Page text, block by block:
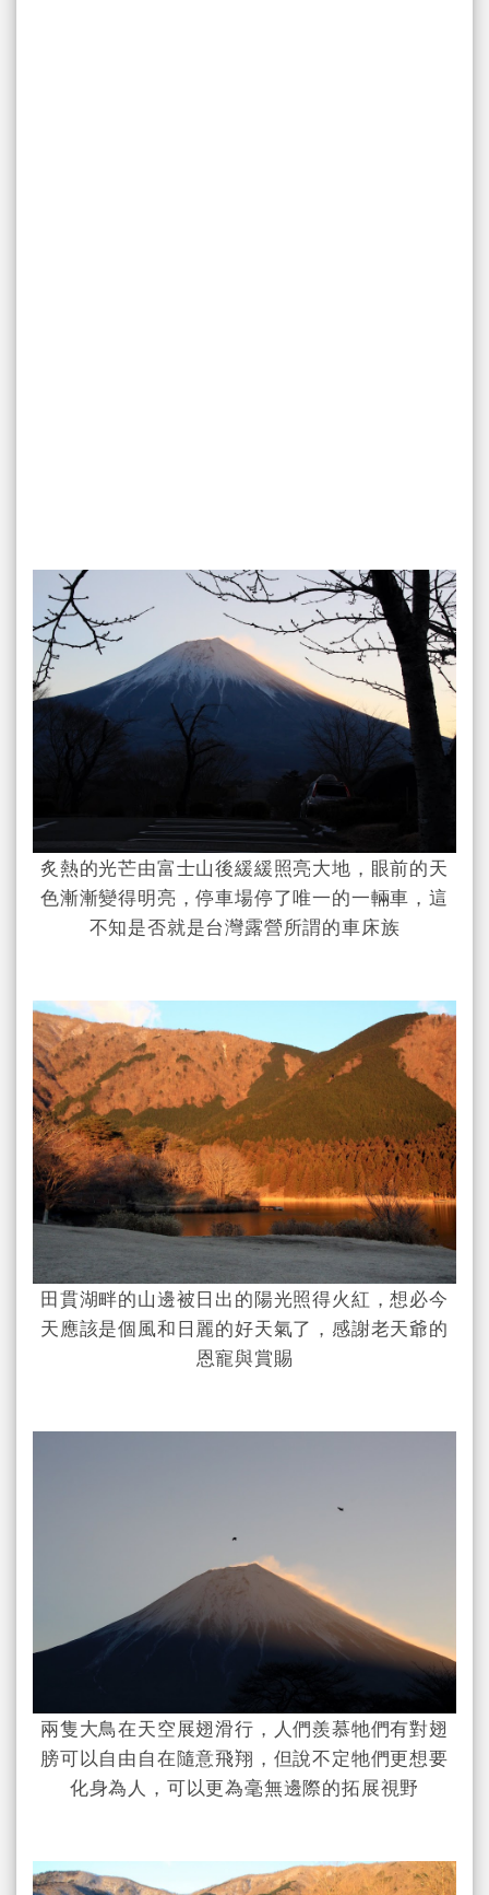
炙熱的光芒由富士山後緩緩照亮大地，眼前的天
色漸漸變得明亮，停車場停了唯一的一輛車，這
不知是否就是台灣露營所謂的車床族
田貫湖畔的山邊被日出的陽光照得火紅，想必今
天應該是個風和日麗的好天氣了，感謝老天爺的
恩寵與賞賜
兩隻大鳥在天空展翅滑行，人們羨慕牠們有對翅
膀可以自由自在隨意飛翔，但說不定牠們更想要
化身為人，可以更為毫無邊際的拓展視野